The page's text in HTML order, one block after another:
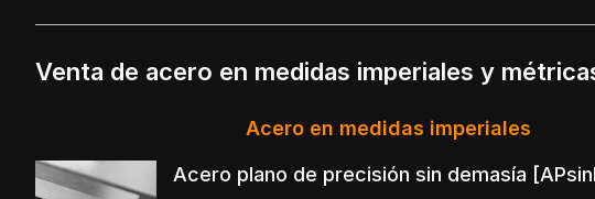
Venta de acero en medidas imperiales y
Acero en medidas imperiales
Acero plano de precisión sin demasía